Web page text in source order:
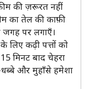
की ज़रूरत नहीं
का तेल की काफ़ी
जगह पर लगाएँ।
लिए कढ़ी पत्तों को
मिनट बाद चेहरा
धब्बे और मुहाँसे हमेशा